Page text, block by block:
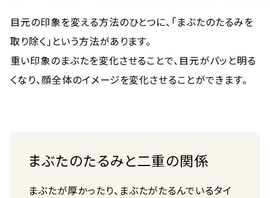
目元の印象を変える方法のひとつに、「まぶたのたるみを
取り除く」という方法があります。
重い印象のまぶたを変化させることで、目元がパッと明る
くなり、顔全体のイメージを変化させることができます。
まぶたのたるみと二重の関係
まぶたが厚かったり、まぶたがたるんでいるタイ